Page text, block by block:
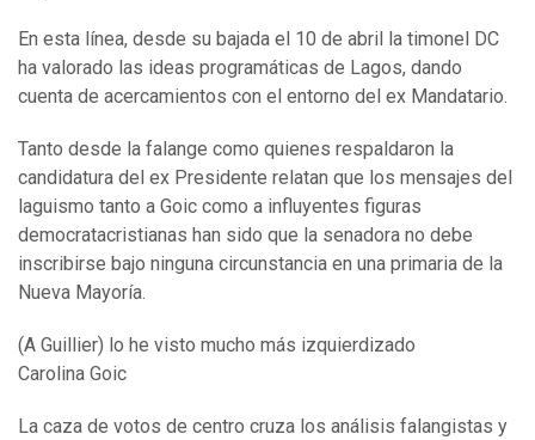
En esta línea, desde su bajada el 10 de abril la timonel DC
ha valorado las ideas programáticas de Lagos, dando
cuenta de acercamientos con el entorno del ex Mandatario.
Tanto desde la falange como quienes respaldaron la
candidatura del ex Presidente relatan que los mensajes del
laguismo tanto a Goic como a influyentes figuras
democratacristianas han sido que la senadora no debe
inscribirse bajo ninguna circunstancia en una primaria de la
Nueva Mayoría.
(A Guillier) lo he visto mucho más izquierdizado
Carolina Goic
La caza de votos de centro cruza los análisis falangistas y